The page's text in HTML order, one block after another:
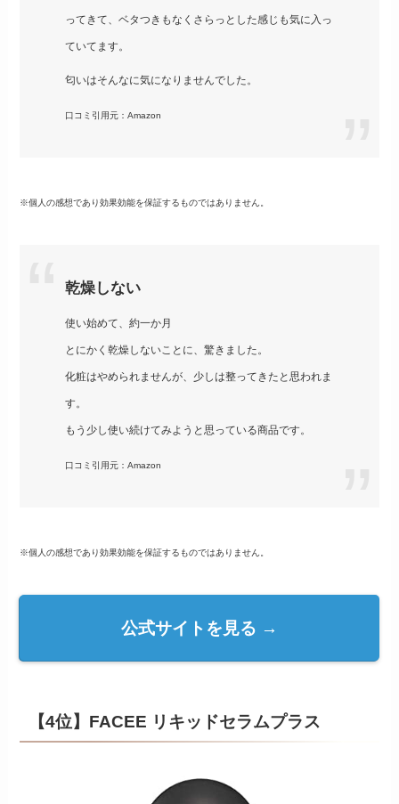
ってきて、ベタつきもなくさらっとした感じも気に入っ
ていてます。
匂いはそんなに気になりませんでした。
口コミ引用元：Amazon
※個人の感想であり効果効能を保証するものではありません。
乾燥しない
使い始めて、約一か月
とにかく乾燥しないことに、驚きました。
化粧はやめられませんが、少しは整ってきたと思われま
す。
もう少し使い続けてみようと思っている商品です。
口コミ引用元：Amazon
※個人の感想であり効果効能を保証するものではありません。
公式サイトを見る →
【4位】FACEE リキッドセラムプラス